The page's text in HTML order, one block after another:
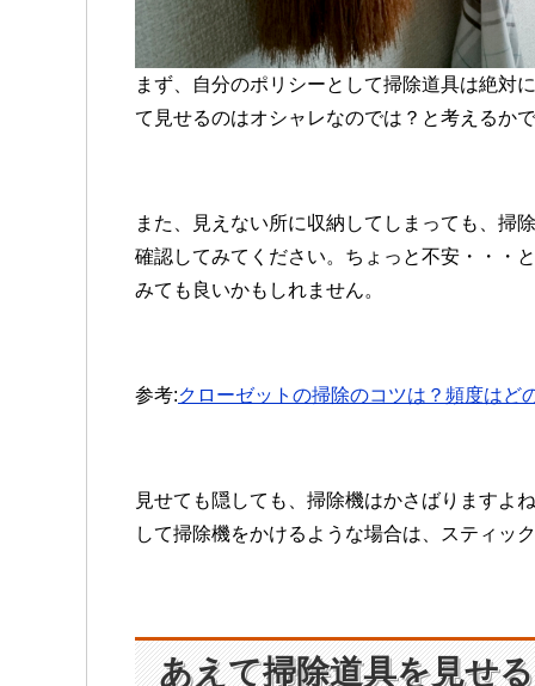
まず、自分のポリシーとして掃除道具は絶対
て見せるのはオシャレなのでは？と考えるか
また、見えない所に収納してしまっても、掃
確認してみてください。ちょっと不安・・・
みても良いかもしれません。
参考:クローゼットの掃除のコツは？頻度はど
見せても隠しても、掃除機はかさばりますよ
して掃除機をかけるような場合は、スティッ
あえて掃除道具を見せ